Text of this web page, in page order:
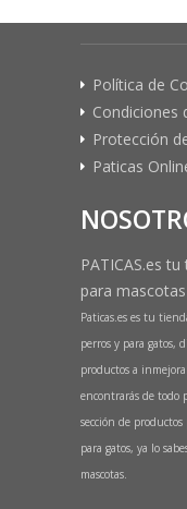
Política de
Condiciones
Protección
Paticas
PATICAS.es
para mascotas
Paticas.es es tu
perros y para gatos,
productos a
encontrarás de todo
sección de
para gatos, ya lo
mascotas.